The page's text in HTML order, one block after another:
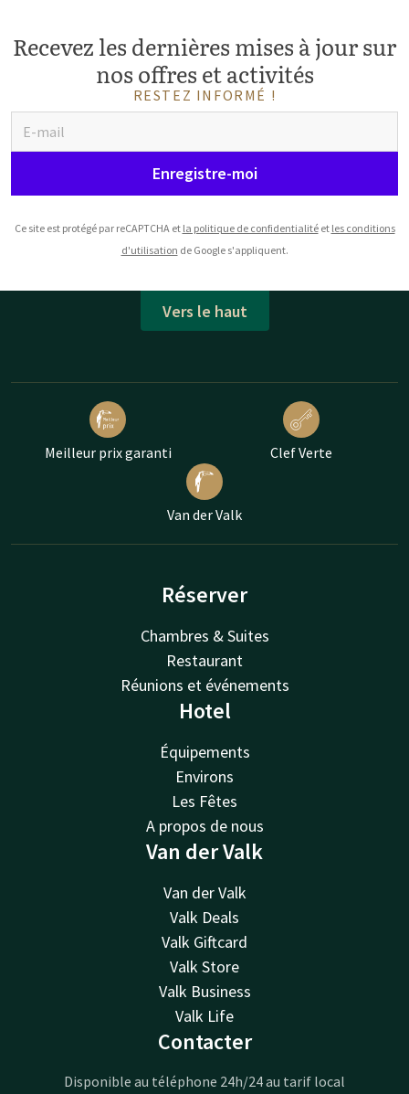
Recevez les dernières mises à jour sur
nos offres et activités
RESTEZ INFORMÉ !
Enregistre-moi
Ce site est protégé par reCAPTCHA et la politique de confidentialitéet les conditions
d'utilisation de Google s'appliquent.
Vers le haut
Meilleur prix garanti Clef Verte
Van der Valk
Réserver
Chambres & Suites
Restaurant
Réunions et événements
Hotel
Équipements
Environs
Les Fêtes
A propos de nous
Van der Valk
Van der Valk
Valk Deals
Valk Giftcard
Valk Store
Valk Business
Valk Life
Contacter
Disponible au téléphone 24h/24 au tarif local